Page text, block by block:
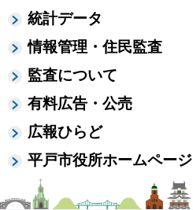
統計データ
情報管理・住民監査
監査について
有料広告・公売
広報ひらど
平戸市役所ホームページ